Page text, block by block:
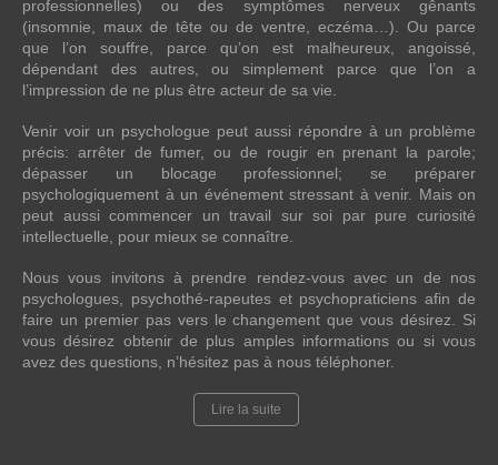
professionnelles) ou des symptômes nerveux gênants
(insomnie, maux de tête ou de ventre, eczéma…). Ou parce
que l’on souffre, parce qu’on est malheureux, angoissé,
dépendant des autres, ou simplement parce que l’on a
l’impression de ne plus être acteur de sa vie.
Venir voir un psychologue peut aussi répondre à un problème
précis: arrêter de fumer, ou de rougir en prenant la parole;
dépasser un blocage professionnel; se préparer
psychologiquement à un événement stressant à venir. Mais on
peut aussi commencer un travail sur soi par pure curiosité
intellectuelle, pour mieux se connaître.
Nous vous invitons à prendre rendez-vous avec un de nos
psychologues, psychothé-rapeutes et psychopraticiens afin de
faire un premier pas vers le changement que vous désirez. Si
vous désirez obtenir de plus amples informations ou si vous
avez des questions, n’hésitez pas à nous téléphoner.
Lire la suite